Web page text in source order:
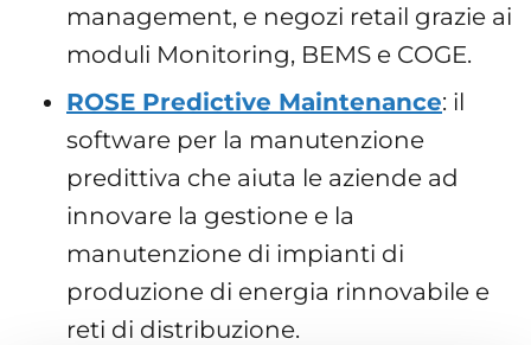
management, e negozi retail grazie ai
moduli Monitoring, BEMS e COGE.
ROSE Predictive Maintenance: il
software per la manutenzione
predittiva che aiuta le aziende ad
innovare la gestione e la
manutenzione di impianti di
produzione di energia rinnovabile e
reti di distribuzione.